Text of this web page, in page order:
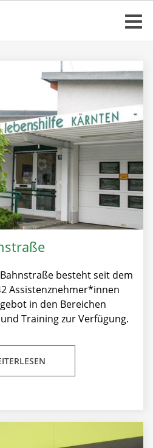
besteht seit dem
Assistenznehmer*innen
in den Bereichen
Training zur Verfügung.